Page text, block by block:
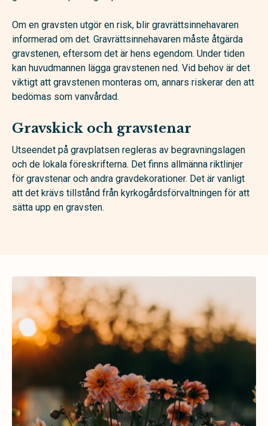
Om en gravsten utgör en risk, blir gravrättsinnehavaren
informerad om det. Gravrättsinnehavaren måste åtgärda
gravstenen, eftersom det är hens egendom. Under tiden
kan huvudmannen lägga gravstenen ned. Vid behov är det
viktigt att gravstenen monteras om, annars riskerar den att
bedömas som vanvårdad.
Gravskick och gravstenar
Utseendet på gravplatsen regleras av begravningslagen
och de lokala föreskrifterna. Det finns allmänna riktlinjer
för gravstenar och andra gravdekorationer. Det är vanligt
att det krävs tillstånd från kyrkogårdsförvaltningen för att
sätta upp en gravsten.